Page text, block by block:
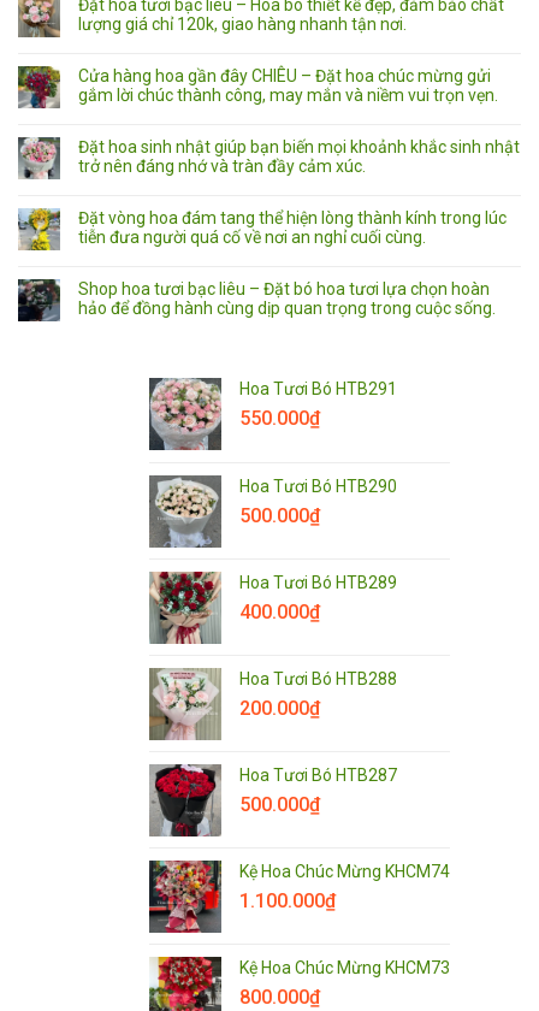
Đặt hoa tươi bạc liêu – Hoa bó thiết kế đẹp, đảm bảo chất
lượng giá chỉ 120k, giao hàng nhanh tận nơi.
Cửa hàng hoa gần đây CHIÊU – Đặt hoa chúc mừng gửi
gắm lời chúc thành công, may mắn và niềm vui trọn vẹn.
Đặt hoa sinh nhật giúp bạn biến mọi khoảnh khắc sinh nhật
trở nên đáng nhớ và tràn đầy cảm xúc.
Đặt vòng hoa đám tang thể hiện lòng thành kính trong lúc
tiễn đưa người quá cố về nơi an nghỉ cuối cùng.
Shop hoa tươi bạc liêu – Đặt bó hoa tươi lựa chọn hoàn
hảo để đồng hành cùng dịp quan trọng trong cuộc sống.
Hoa Tươi Bó HTB291
550.000₫
Hoa Tươi Bó HTB290
500.000₫
Hoa Tươi Bó HTB289
400.000₫
Hoa Tươi Bó HTB288
200.000₫
Hoa Tươi Bó HTB287
500.000₫
Kệ Hoa Chúc Mừng KHCM74
1.100.000₫
Kệ Hoa Chúc Mừng KHCM73
800.000₫